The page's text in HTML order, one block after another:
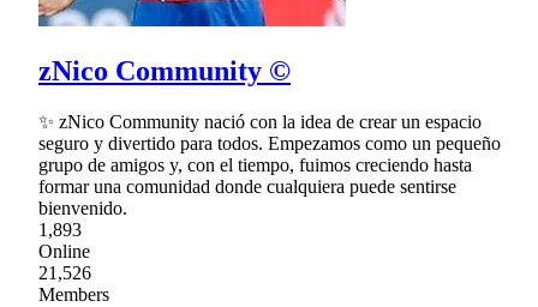
zNico Community ©
✨ zNico Community nació con la idea de crear un espacio
seguro y divertido para todos. Empezamos como un pequeño
grupo de amigos y, con el tiempo, fuimos creciendo hasta
formar una comunidad donde cualquiera puede sentirse
bienvenido.
1,893
Online
21,526
Members